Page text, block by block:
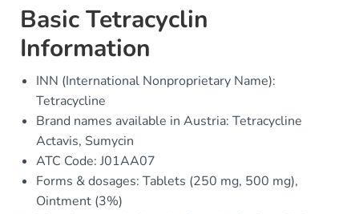
Basic Tetracyclin
Information
INN (International Nonproprietary Name):
Tetracycline
Brand names available in Austria: Tetracycline
Actavis, Sumycin
ATC Code: J01AA07
Forms & dosages: Tablets (250 mg, 500 mg),
Ointment (3%)